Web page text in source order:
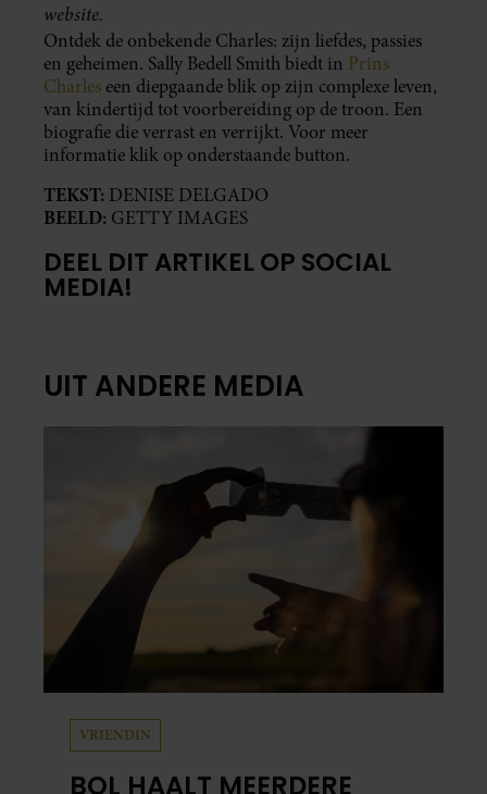
website.
Ontdek de onbekende Charles: zijn liefdes, passies
en geheimen. Sally Bedell Smith biedt in Prins
Charles een diepgaande blik op zijn complexe leven,
van kindertijd tot voorbereiding op de troon. Een
biografie die verrast en verrijkt. Voor meer
informatie klik op onderstaande button.
TEKST: DENISE DELGADO
BEELD: GETTY IMAGES
DEEL DIT ARTIKEL OP SOCIAL
MEDIA!
UIT ANDERE MEDIA
VRIENDIN
BOL HAALT MEERDERE